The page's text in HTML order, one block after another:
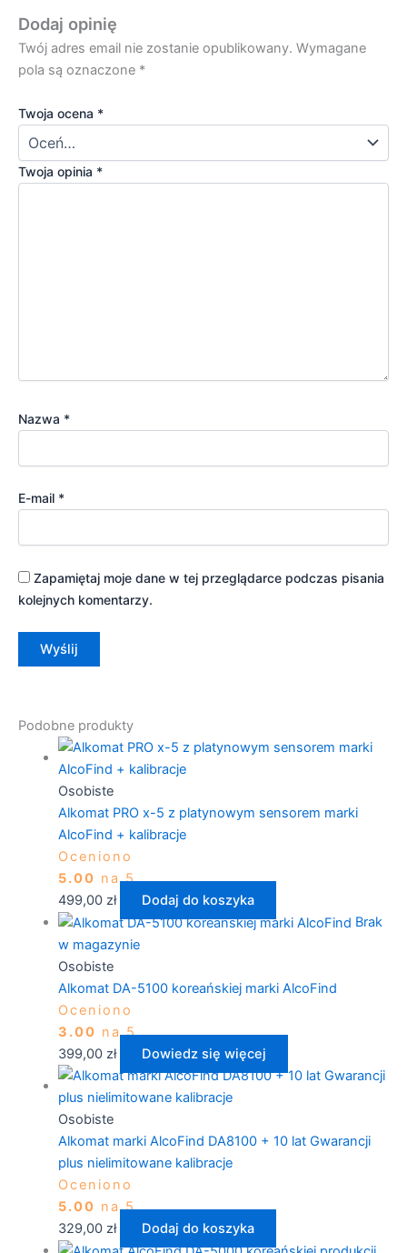
Dodaj opinię
Twój adres email nie zostanie opublikowany. Wymagane
pola są oznaczone *
Twoja ocena *
Twoja opinia *
Nazwa *
E-mail *
Zapamiętaj moje dane w tej przeglądarce podczas pisania
kolejnych komentarzy.
Podobne produkty
Osobiste
Alkomat PRO x-5 z platynowym sensorem marki
AlcoFind + kalibracje
Oceniono
5.00 na 5
499,00 zł
Dodaj do koszyka
Brak
w magazynie
Osobiste
Alkomat DA-5100 koreańskiej marki AlcoFind
Oceniono
3.00 na 5
399,00 zł Dowiedz się więcej
Osobiste
Alkomat marki AlcoFind DA8100 + 10 lat Gwarancji
plus nielimitowane kalibracje
Oceniono
5.00 na 5
329,00 zł Dodaj do koszyka